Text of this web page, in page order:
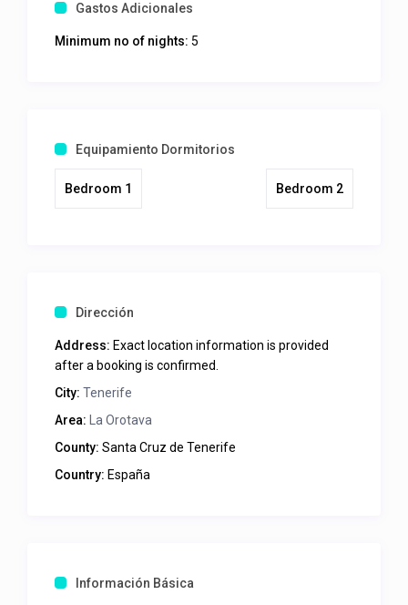
Gastos Adicionales
Minimum no of nights: 5
Equipamiento Dormitorios
Bedroom 1 Bedroom 2
Dirección
Address: Exact location information is provided
after a booking is confirmed.
City: Tenerife
Area:
La Orotava
County: Santa Cruz de Tenerife
Country: España
Información Básica